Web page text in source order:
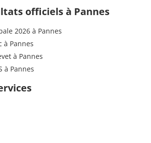
officiels à Pannes
2026 à Pannes
à Pannes
à Pannes
à Pannes